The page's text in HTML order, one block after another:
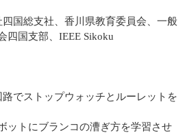
総支社、香川県教育委員会、一般
四国支部、IEEE Sikoku
路でストップウォッチとルーレットを
ットにブランコの漕ぎ方を学習させ